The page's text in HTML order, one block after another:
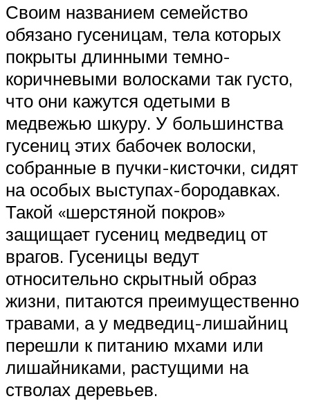
Своим названием семейство
обязано гусеницам, тела которых
покрыты длинными темно-
коричневыми волосками так густо,
что они кажутся одетыми в
медвежью шкуру. У большинства
гусениц этих бабочек волоски,
собранные в пучки-кисточки, сидят
на особых выступах-бородавках.
Такой «шерстяной покров»
защищает гусениц медведиц от
врагов. Гусеницы ведут
относительно скрытный образ
жизни, питаются преимущественно
травами, а у медведиц-лишайниц
перешли к питанию мхами или
лишайниками, растущими на
стволах деревьев.